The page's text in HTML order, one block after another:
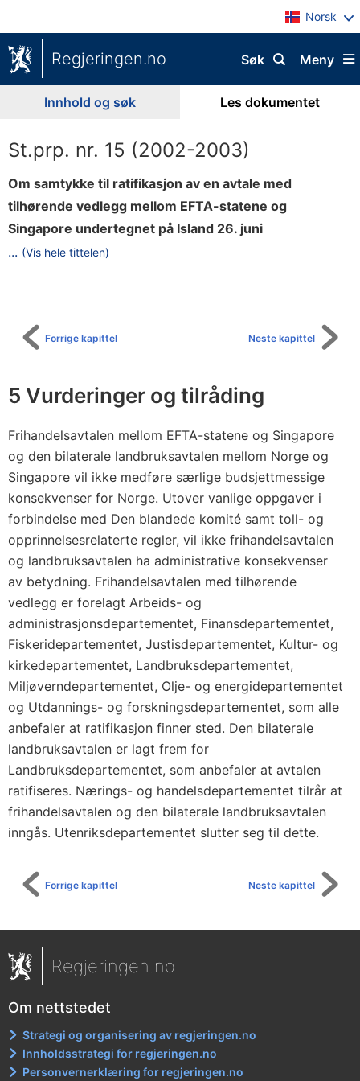
Norsk
Regjeringen.no Meny
Søk
Innhold og søk Les dokumentet
St.prp. nr. 15 (2002-2003)
Om samtykke til ratifikasjon av en avtale med
tilhørende vedlegg mellom EFTA-statene og
Singapore undertegnet på Island 26. juni
... (Vis hele tittelen)
(
i
h
a
n
d
e
l
s
a
v
t
e
)
Neste kapittel
Forrige kapittel
5 Vurderinger og tilråding
Frihandelsavtalen mellom EFTA-statene og Singapore
og den bilaterale landbruksavtalen mellom Norge og
Singapore vil ikke medføre særlige budsjettmessige
konsekvenser for Norge. Utover vanlige oppgaver i
forbindelse med Den blandede komité samt toll- og
opprinnelsesrelaterte regler, vil ikke frihandelsavtalen
og landbruksavtalen ha administrative konsekvenser
av betydning. Frihandelsavtalen med tilhørende
vedlegg er forelagt Arbeids- og
administrasjonsdepartementet, Finansdepartementet,
Fiskeridepartementet, Justisdepartementet, Kultur- og
kirkedepartementet, Landbruksdepartementet,
Miljøverndepartementet, Olje- og energidepartementet
og Utdannings- og forskningsdepartementet, som alle
anbefaler at ratifikasjon finner sted. Den bilaterale
landbruksavtalen er lagt frem for
Landbruksdepartementet, som anbefaler at avtalen
ratifiseres. Nærings- og handelsdepartementet tilrår at
frihandelsavtalen og den bilaterale landbruksavtalen
inngås. Utenriksdepartementet slutter seg til dette.
Neste kapittel
Forrige kapittel
Regjeringen.no
Om nettstedet
Strategi og organisering av regjeringen.no
Innholdsstrategi for regjeringen.no
Personvernerklæring for regjeringen.no